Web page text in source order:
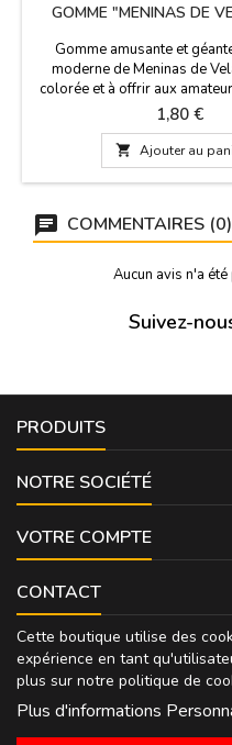
GOMME "MENINAS DE
Gomme amusante et
moderne de Meninas de
colorée et à offrir aux
enfants et à leurs devoirs.
de long x 2 cm de
Prix
1,80 €
 Ajouter au
COMMENTAIRES (0)
Aucun avis n'a
Suivez-
PRODUITS
NOTRE SOCIÉTÉ
VOTRE COMPTE
CONTACT
Cette boutique utilise des
expérience en tant
plus sur notre politique de
Plus d'informations